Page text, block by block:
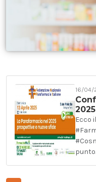
16/04/
2025
Ecco